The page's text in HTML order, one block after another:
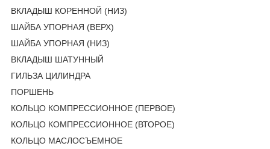
ВКЛАДЫШ КОРЕННОЙ (НИЗ)
ШАЙБА УПОРНАЯ (ВЕРХ)
ШАЙБА УПОРНАЯ (НИЗ)
ВКЛАДЫШ ШАТУННЫЙ
ГИЛЬЗА ЦИЛИНДРА
ПОРШЕНЬ
КОЛЬЦО КОМПРЕССИОННОЕ (ПЕРВОЕ)
КОЛЬЦО КОМПРЕССИОННОЕ (ВТОРОЕ)
КОЛЬЦО МАСЛОСЪЕМНОЕ